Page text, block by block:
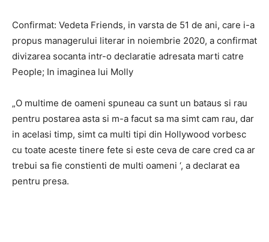
Confirmat: Vedeta Friends, in varsta de 51 de ani, care i-a
propus managerului literar in noiembrie 2020, a confirmat
divizarea socanta intr-o declaratie adresata marti catre
People; In imaginea lui Molly
„O multime de oameni spuneau ca sunt un bataus si rau
pentru postarea asta si m-a facut sa ma simt cam rau, dar
in acelasi timp, simt ca multi tipi din Hollywood vorbesc
cu toate aceste tinere fete si este ceva de care cred ca ar
trebui sa fie constienti de multi oameni ‘, a declarat ea
pentru presa.